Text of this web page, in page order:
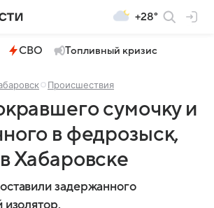
+28°
СВО Топливный кризис
Происшествия
сумочку и
в федрозыск,
Хабаровске
задержанного
изолятор.